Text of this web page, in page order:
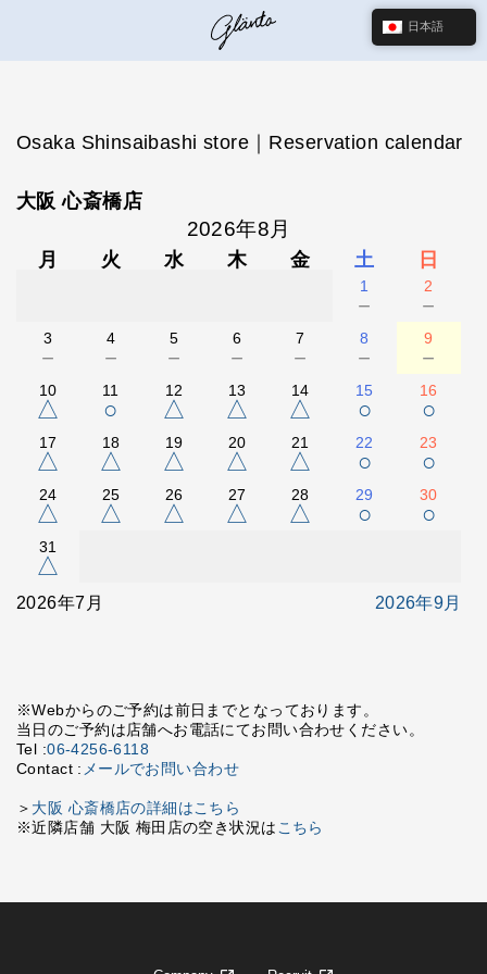
Osaka Shinsaibashi store｜Reservation calendar
大阪 心斎橋店
2026年8月
月 火 水 木 金 土 日
1
－
2
－
3
－
4
－
5
－
6
－
7
－
8
－
9
－
10
△
11
○
12
△
13
△
14
△
15
○
16
○
17
△
18
△
19
△
20
△
21
△
22
○
23
○
24
△
25
△
26
△
27
△
28
△
29
○
30
○
31
△
2026年7月 2026年9月
※Webからのご予約は前日までとなっております。
当日のご予約は店舗へお電話にてお問い合わせください。
Tel :06-4256-6118
Contact : メールでお問い合わせ
＞ 大阪 心斎橋店の詳細はこちら
※近隣店舗 大阪 梅田店の空き状況は こちら
日本語